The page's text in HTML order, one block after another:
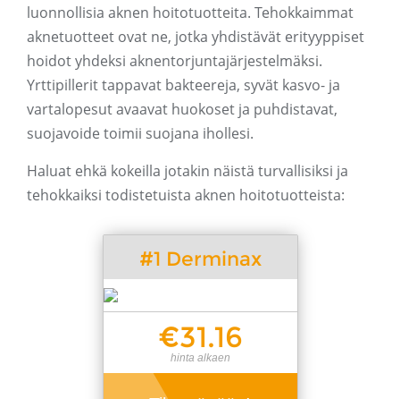
luonnollisia aknen hoitotuotteita. Tehokkaimmat
aknetuotteet ovat ne, jotka yhdistävät erityyppiset
hoidot yhdeksi aknentorjuntajärjestelmäksi.
Yrttipillerit tappavat bakteereja, syvät kasvo- ja
vartalopesut avaavat huokoset ja puhdistavat,
suojavoide toimii suojana ihollesi.
Haluat ehkä kokeilla jotakin näistä turvallisiksi ja
tehokkaiksi todistetuista aknen hoitotuotteista:
#1 Derminax
€31.16
hinta alkaen